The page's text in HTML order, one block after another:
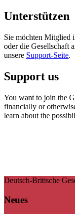
Unterstützen
Sie möchten Mitglied
oder die Gesellschaft
unsere Support-Seite.
Support us
You want to join the
financially or
learn about the
Deutsch-Britische
Neues